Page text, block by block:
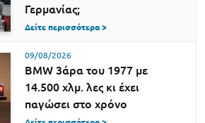
Γερμανίας;
Δείτε περισσότερα >
09/08/2026
BMW 3άρα του 1977 με
14.500 χλμ. λες κι έχει
παγώσει στο χρόνο